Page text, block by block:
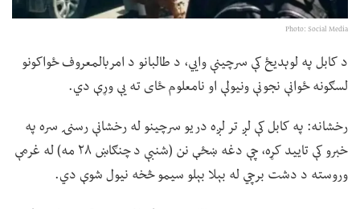
Photo: Social Media
د کابل په لوېدیځ کې سرچینې وايي، د طالبانو د امربالمعروف ځواکونو
لسګونه ځوانې نجونې ونیولې او نامعلوم ځای ته یې وړې دي.
رخشانه: په کابل کې لږ تر لږه دریو سرچینو له رخشانې رسنۍ سره په
خبرو کې تایید کړه، چې دغه ښځې نن (شنبې د چنګاښ ۲۸ مه) له غرمې
وروسته د دشت برچي له بېلا بېلو سیمو څخه نیول شوې دي.